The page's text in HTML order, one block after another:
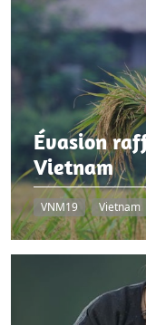
Évasion
Vietnam
VNM19 Vietnam